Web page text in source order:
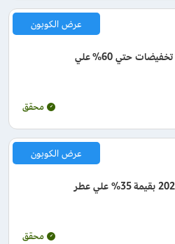
عروض متجر calaisperfume تخفيضات حتي 60% علي
عرض الكوبون
محقق
كود عطور كاليه للعام الجديد 2026 بقيمة 35% علي عطر
عرض الكوبون
محقق